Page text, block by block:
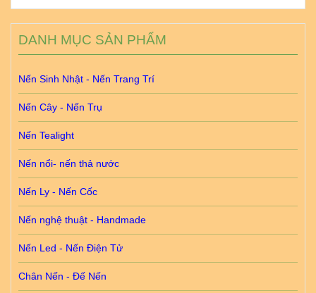
DANH MỤC SẢN PHẨM
Nến Sinh Nhật - Nến Trang Trí
Nến Cây - Nến Trụ
Nến Tealight
Nến nổi- nến thả nước
Nến Ly - Nến Cốc
Nến nghệ thuật - Handmade
Nến Led - Nến Điện Tử
Chân Nến - Đế Nến